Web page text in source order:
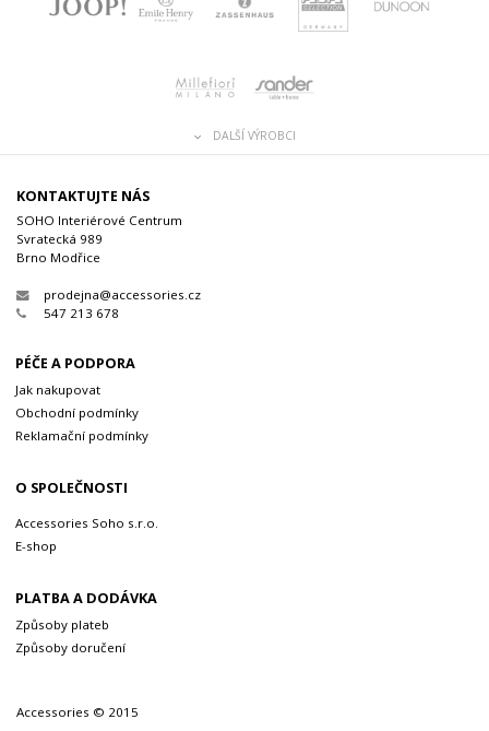
DALŠÍ VÝROBCI
KONTAKTUJTE NÁS
SOHO Interiérové Centrum
Svratecká 989
Brno Modřice
prodejna@accessories.cz
547 213 678
PÉČE A PODPORA
Jak nakupovat
Obchodní podmínky
Reklamační podmínky
O SPOLEČNOSTI
Accessories Soho s.r.o.
E-shop
PLATBA A DODÁVKA
Způsoby plateb
Způsoby doručení
Accessories © 2015